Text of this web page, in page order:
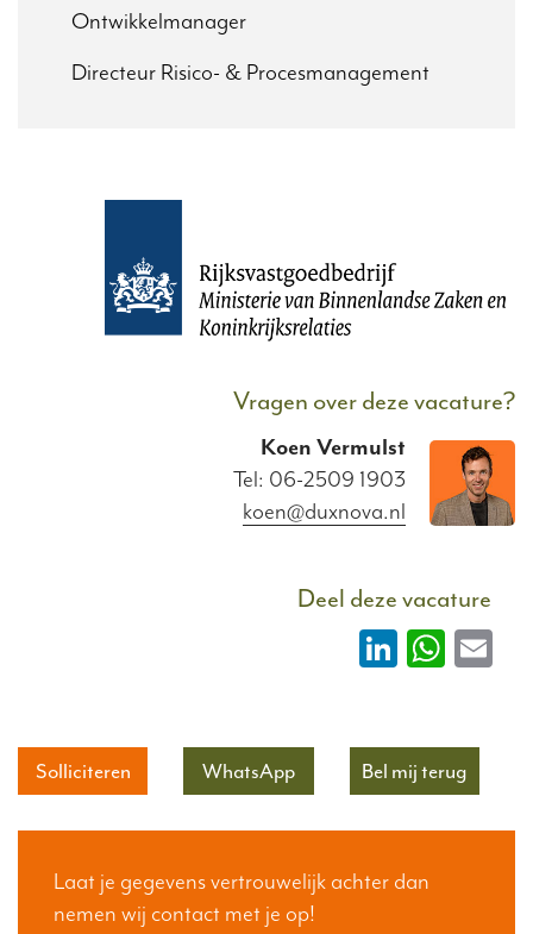
Ontwikkelmanager
Directeur Risico- & Procesmanagement
Vragen over deze vacature?
Koen Vermulst
Tel: 06-2509 1903
koen@duxnova.nl
Deel deze vacature
LinkedIn
Solliciteren WhatsApp Bel mij terug
Laat je gegevens vertrouwelijk achter dan
nemen wij contact met je op!